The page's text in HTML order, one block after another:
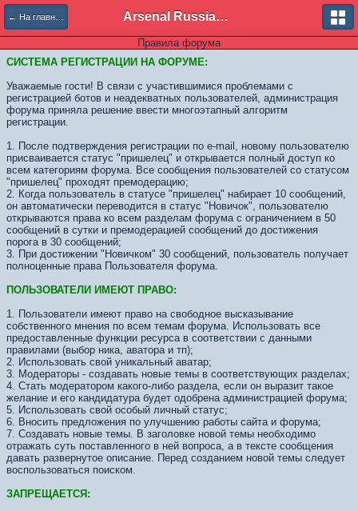
← На главную Arsenal Russian Speaking Supporters Club
Правила форума
СИСТЕМА РЕГИСТРАЦИИ НА ФОРУМЕ:
Уважаемые гости! В связи с участившимися проблемами с
регистрацией ботов и неадекватных пользователей, администрация
форума приняла решение ввести многоэтапный алгоритм
регистрации.
1. После подтверждения регистрации по e-mail, новому пользователю
присваивается статус "пришелец" и открывается полный доступ ко
всем категориям форума. Все сообщения пользователей со статусом
"пришелец" проходят премодерацию;
2. Когда пользователь в статусе "пришелец" набирает 10 сообщений,
он автоматически переводится в статус "Новичок", пользователю
открываются права ко всем разделам форума с ограничением в 50
сообщений в сутки и премодерацией сообщений до достижения
порога в 30 сообщений;
3. При достижении "Новичком" 30 сообщений, пользователь получает
полноценные права Пользователя форума.
ПОЛЬЗОВАТЕЛИ ИМЕЮТ ПРАВО:
1. Пользователи имеют право на свободное высказывание
собственного мнения по всем темам форума. Использовать все
предоставленные функции ресурса в соответствии с данными
правилами (выбор ника, аватора и тп);
2. Использовать свой уникальный аватар;
3. Модераторы - создавать новые темы в соответствующих разделах;
4. Стать модератором какого-либо раздела, если он выразит такое
желание и его кандидатура будет одобрена администрацией форума;
5. Использовать свой особый личный статус;
6. Вносить предложения по улучшению работы сайта и форума;
7. Создавать новые темы. В заголовке новой темы необходимо
отражать суть поставленного в ней вопроса, а в тексте сообщения
давать развернутое описание. Перед созданием новой темы следует
воспользоваться поиском.
ЗАПРЕЩАЕТСЯ: